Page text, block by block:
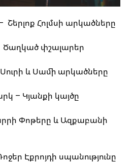
Շերլոք Հոլմսի արկածները
Ծաղկած փշալարեր
և Սամի արկածները
– Կյանքի կայծը
Փոթերը և Ազքաբանի
Էքրոյդի սպանությունը